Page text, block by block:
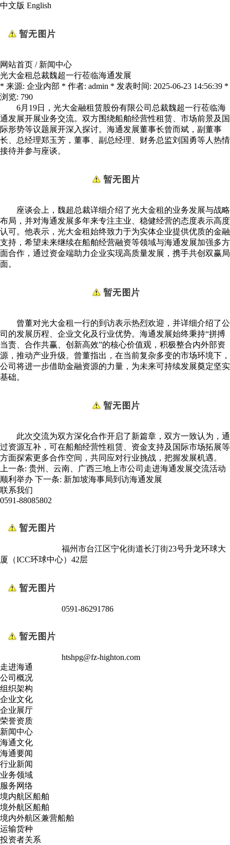
中文版 English
网站首页 / 新闻中心
光大金租总裁魏超一行莅临海通发展
* 来源: 企业内部 * 作者: admin * 发表时间: 2025-06-23 14:56:39 *
浏览: 790
6月19日，光大金融租赁股份有限公司总裁魏超一行莅临海
通发展开展业务交流。双方围绕船舶经营性租赁、市场前景及国
际形势等议题展开深入探讨。海通发展董事长曾而斌，副董事
长、总经理郑玉芳，董事、副总经理、财务总监刘国勇等人热情
接待并参与座谈。
座谈会上，魏超总裁详细介绍了光大金租的业务发展与战略
布局，并对海通发展多年来专注主业、稳健经营的态度表示高度
认可。他表示，光大金租始终致力于为实体企业提供优质的金融
支持，希望未来继续在船舶经营融资等领域与海通发展加强多方
面合作，通过资金端助力企业实现高质量发展，携手共创双赢局
面。
曾董对光大金租一行的到访表示热烈欢迎，并详细介绍了公
司的发展历程、企业文化及行业优势。海通发展始终秉持“拼搏
当责、合作共赢、创新高效”的核心价值观，积极整合内外部资
源，推动产业升级。曾董指出，在当前复杂多变的市场环境下，
公司将进一步借助金融资源的力量，为未来可持续发展奠定坚实
基础。
此次交流为双方深化合作开启了新篇章，双方一致认为，通
过资源互补，可在船舶经营性租赁、资金支持及国际市场拓展等
方面探索更多合作空间，共同应对行业挑战，把握发展机遇。
上一条: 贵州、云南、广西三地上市公司走进海通发展交流活动
顺利举办 下一条: 新加坡海事局到访海通发展
联系我们
0591-88085802
福州市台江区宁化街道长汀街23号升龙环球大
厦（ICC环球中心）42层
0591-86291786
htshpg@fz-highton.com
走进海通
公司概况
组织架构
企业文化
企业展厅
荣誉资质
新闻中心
海通文化
海通要闻
行业新闻
业务领域
服务网络
境内航区船舶
境外航区船舶
境内外航区兼营船舶
运输货种
投资者关系